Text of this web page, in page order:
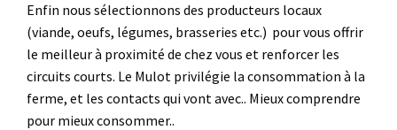
Enfin nous sélectionnons des producteurs locaux
(viande, oeufs, légumes, brasseries etc.) pour vous offrir
le meilleur à proximité de chez vous et renforcer les
circuits courts. Le Mulot privilégie la consommation à la
ferme, et les contacts qui vont avec.. Mieux comprendre
pour mieux consommer..